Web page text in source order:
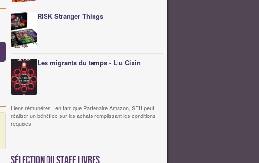
RISK Stranger Things
Les migrants du temps - Liu Cixin
Liens rémunérés : en tant que Partenaire Amazon, SFU peut
réaliser un bénéfice sur les achats remplissant les conditions
requises.
Sélection du staff Livres